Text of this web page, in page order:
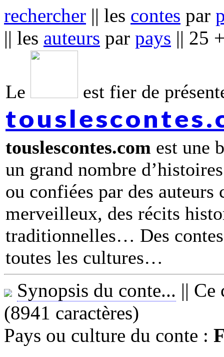
rechercher || les contes par
|| les auteurs par pays || 25
Le est fier de
touslescontes.com est une
un grand nombre
ou confiées par des
merveilleux, des récits
traditionnelles… Des
toutes les cultures
Synopsis du conte... || Ce
(8941 caractères)
Pays ou culture du conte :